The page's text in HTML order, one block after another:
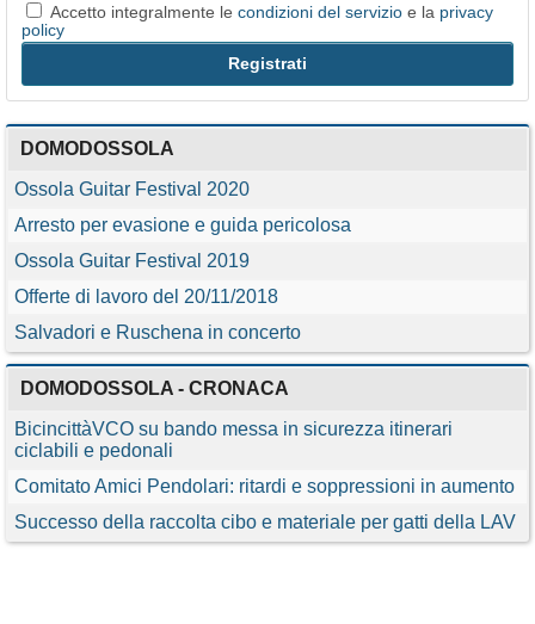
Accetto integralmente le condizioni del servizio e la privacy
policy
DOMODOSSOLA
Ossola Guitar Festival 2020
Arresto per evasione e guida pericolosa
Ossola Guitar Festival 2019
Offerte di lavoro del 20/11/2018
Salvadori e Ruschena in concerto
DOMODOSSOLA - CRONACA
BicincittàVCO su bando messa in sicurezza itinerari
ciclabili e pedonali
Comitato Amici Pendolari: ritardi e soppressioni in aumento
Successo della raccolta cibo e materiale per gatti della LAV